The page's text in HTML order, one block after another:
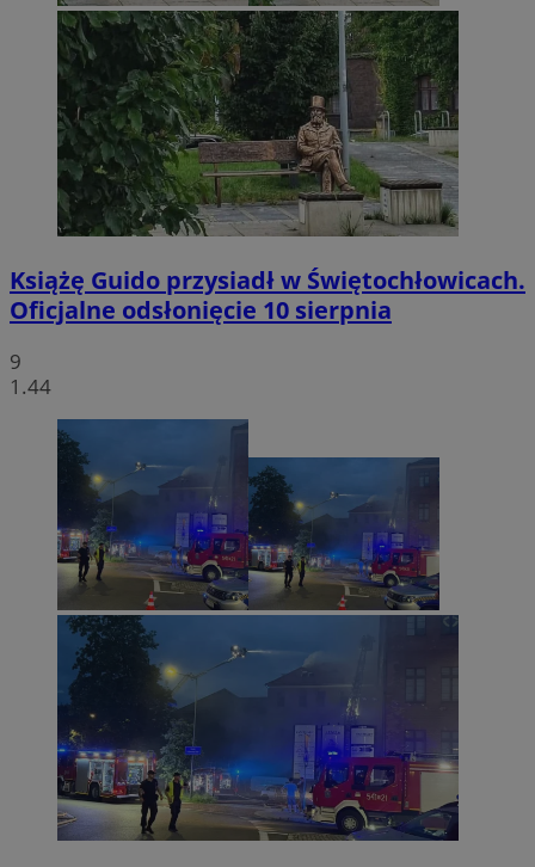
Książę Guido przysiadł w Świętochłowicach.
Oficjalne odsłonięcie 10 sierpnia
9
1.44